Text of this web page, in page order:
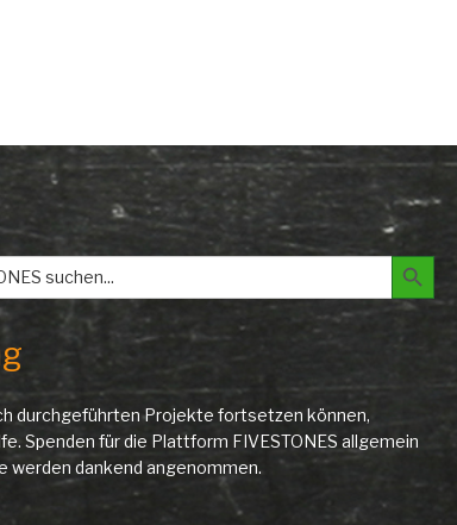
Search Button
durchgeführten Projekte fortsetzen können,
Spenden für die Plattform FIVESTONES allgemein
werden dankend angenommen.